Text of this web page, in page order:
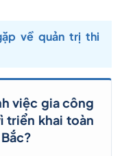
về quản trị thi
việc gia công
triển khai toàn